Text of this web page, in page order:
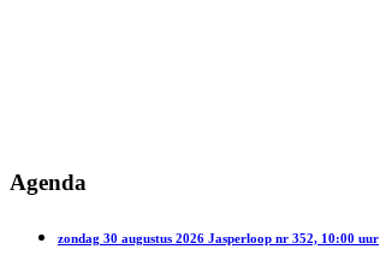
Agenda
zondag 30 augustus 2026 Jasperloop nr 352, 10:00 uur